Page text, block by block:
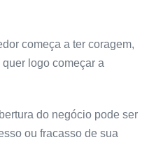
começa a ter coragem,
logo começar a
do negócio pode ser
ou fracasso de sua